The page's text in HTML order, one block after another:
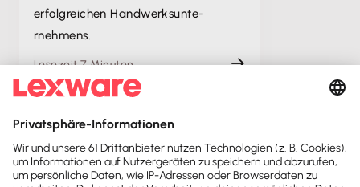
erfolgreichen Handwerksunte­
rnehmens.
Lesezeit 7 Minuten